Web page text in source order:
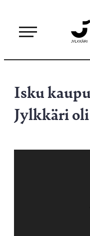
sisältöön
Isku
Jylkkäri